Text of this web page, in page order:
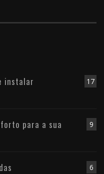
17
instalar
9
para a sua
6